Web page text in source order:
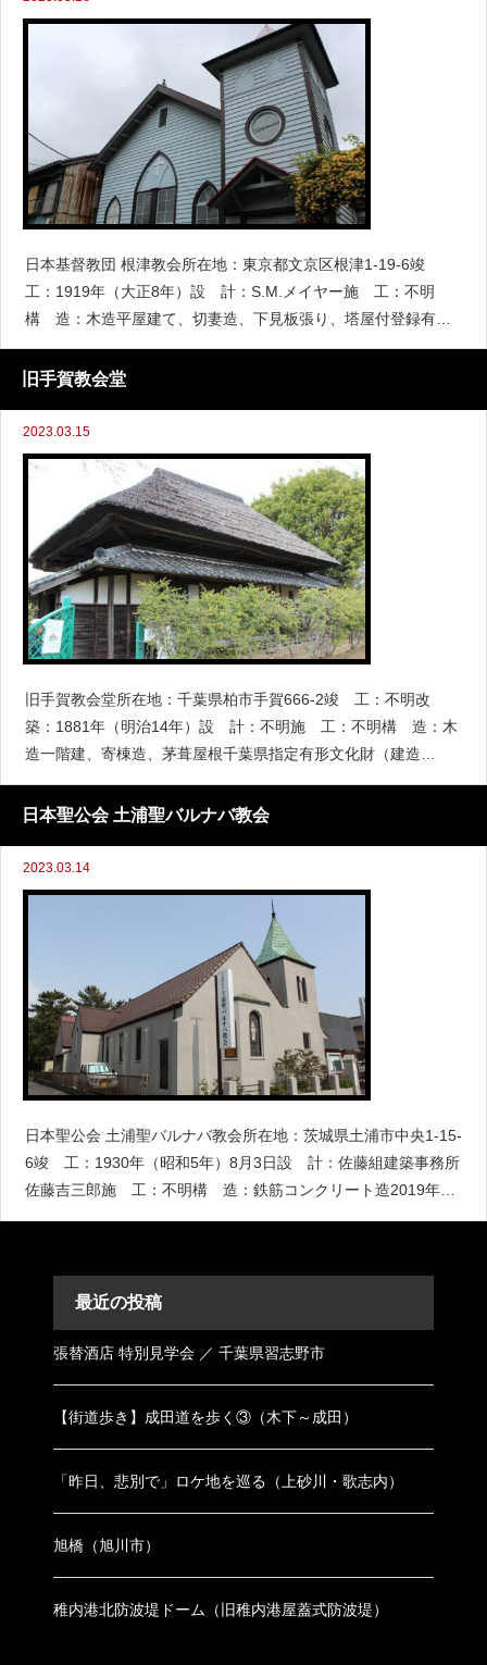
日本基督教団 根津教会所在地：東京都文京区根津1-19-6竣
工：1919年（大正8年）設 計：S.M.メイヤー施 工：不明
構 造：木造平屋建て、切妻造、下見板張り、塔屋付登録有形
文化財：2001年2019年5月11日撮影沿革・概要日本基督教団 根
津教会は
旧手賀教会堂
2023.03.15
旧手賀教会堂所在地：千葉県柏市手賀666-2竣 工：不明改
築：1881年（明治14年）設 計：不明施 工：不明構 造：木
造一階建、寄棟造、茅葺屋根千葉県指定有形文化財（建造
物）：2012年3月16日2019年4月14日撮影沿革・概要1873年
日本聖公会 土浦聖バルナバ教会
2023.03.14
日本聖公会 土浦聖バルナバ教会所在地：茨城県土浦市中央1-15-
6竣 工：1930年（昭和5年）8月3日設 計：佐藤組建築事務所
佐藤吉三郎施 工：不明構 造：鉄筋コンクリート造2019年4
月7日撮影沿革・概要1902年、土浦町（現土浦市）に聖公会講
最近の投稿
張替酒店 特別見学会 ／ 千葉県習志野市
【街道歩き】成田道を歩く③（木下～成田）
「昨日、悲別で」ロケ地を巡る（上砂川・歌志内）
旭橋（旭川市）
稚内港北防波堤ドーム（旧稚内港屋蓋式防波堤）